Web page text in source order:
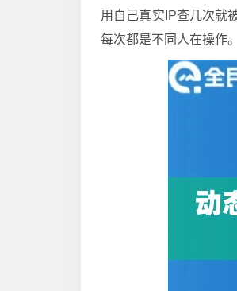
用自己真实IP查几次就
每次都是不同人在操作。